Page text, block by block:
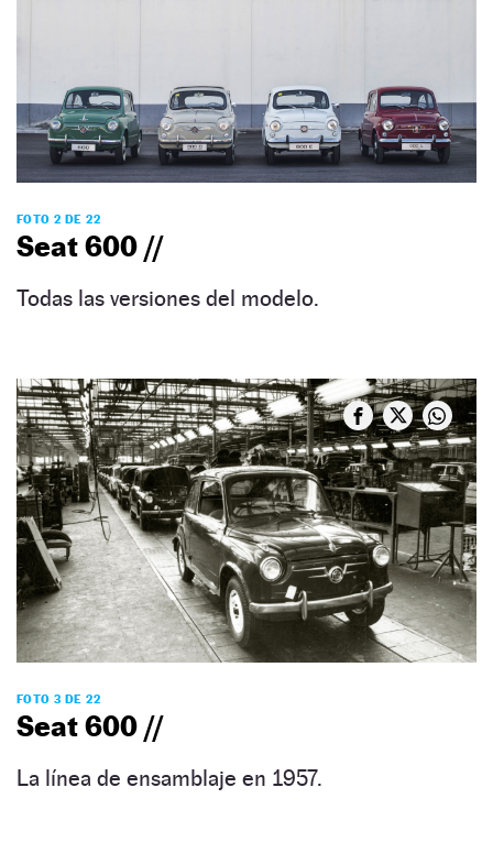
FOTO 2 DE 22
Seat 600 //
Todas las versiones del modelo.
FOTO 3 DE 22
Seat 600 //
La línea de ensamblaje en 1957.